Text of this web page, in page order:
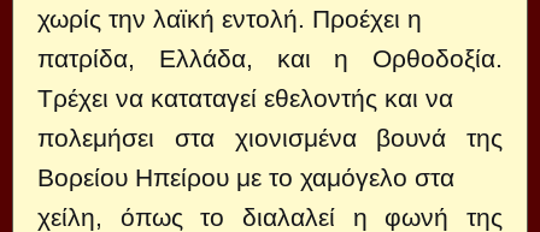
χωρίς την λαϊκή εντολή. Προέχει η
πατρίδα, Ελλάδα, και η Ορθοδοξία.
Τρέχει να καταταγεί εθελοντής και να
πολεμήσει στα χιονισμένα βουνά της
Βορείου Ηπείρου με το χαμόγελο στα
χείλη, όπως το διαλαλεί η φωνή της